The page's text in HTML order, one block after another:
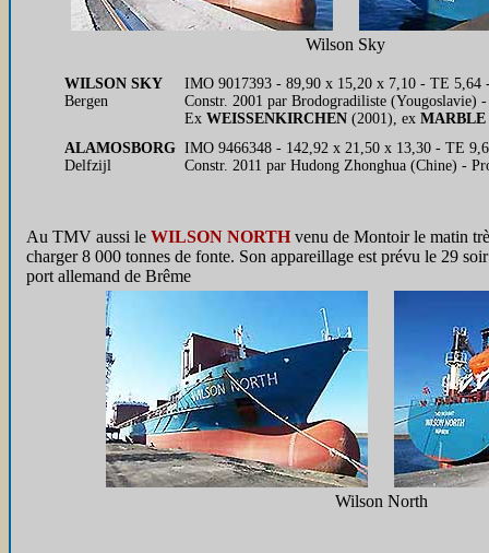
Wilson Sky
WILSON SKY
Bergen
IMO 9017393 - 89,90 x 15,20 x 7,10 - TE
Constr. 2001 par Brodogradiliste (Yougoslavie)
Ex WEISSENKIRCHEN (2001), ex MARBLE
ALAMOSBORG
Delfzijl
IMO 9466348 - 142,92 x 21,50 x 13,30 - TE
Constr. 2011 par Hudong Zhonghua (Chine) -
Au TMV aussi le WILSON NORTH venu de Montoir le matin
charger 8 000 tonnes de fonte. Son appareillage est prévu le 29
port allemand de Brême
Wilson North